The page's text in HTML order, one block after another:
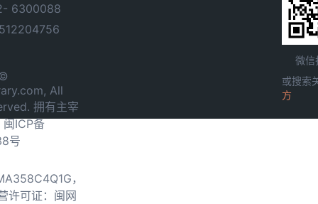
6300088
All
拥有主宰
闽ICP备
号
，
许可证：闽网
微信
或搜索
方